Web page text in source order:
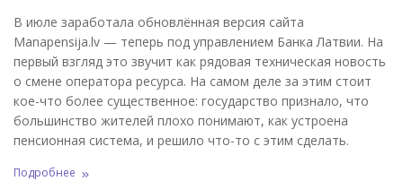
В июле заработала обновлённая версия сайта
Manapensija.lv — теперь под управлением Банка Латвии. На
первый взгляд это звучит как рядовая техническая новость
о смене оператора ресурса. На самом деле за этим стоит
кое-что более существенное: государство признало, что
большинство жителей плохо понимают, как устроена
пенсионная система, и решило что-то с этим сделать.
Подробнее